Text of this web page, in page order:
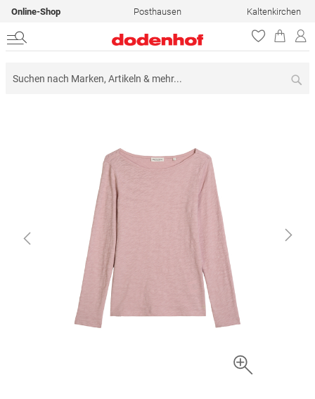
Online-Shop Posthausen Kaltenkirchen